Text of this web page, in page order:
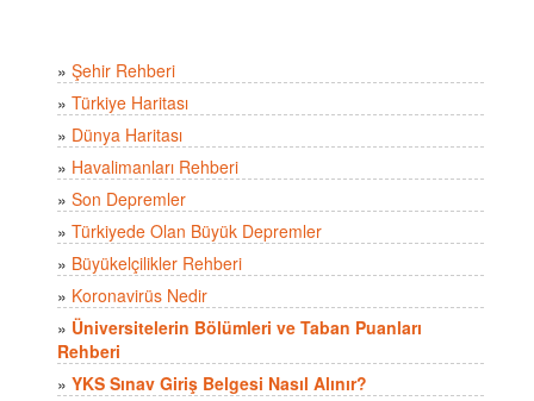
» Şehir Rehberi
» Türkiye Haritası
» Dünya Haritası
» Havalimanları Rehberi
» Son Depremler
» Türkiyede Olan Büyük Depremler
» Büyükelçilikler Rehberi
» Koronavirüs Nedir
» Üniversitelerin Bölümleri ve Taban Puanları
Rehberi
» YKS Sınav Giriş Belgesi Nasıl Alınır?